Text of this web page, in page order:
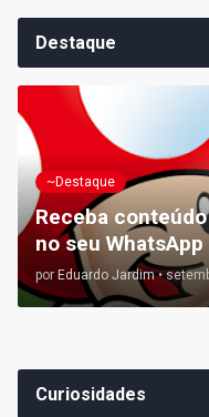
Destaque
~Destaque
Receba
no seu WhatsApp
por Eduardo Jardim •
Curiosidades